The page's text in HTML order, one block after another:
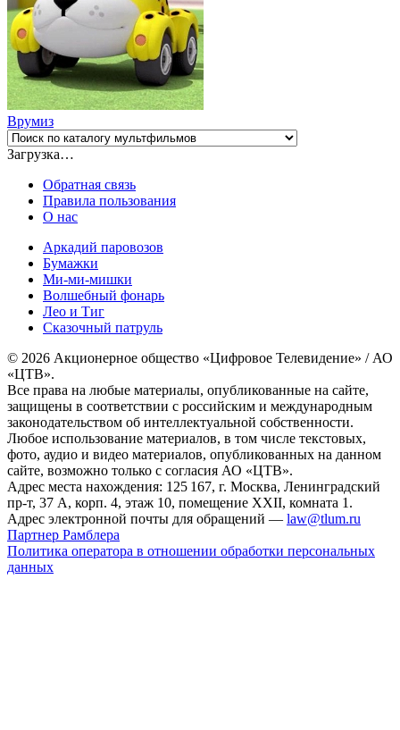
Врумиз
Загрузка…
Обратная связь
Правила пользования
О нас
Аркадий паровозов
Бумажки
Ми-ми-мишки
Волшебный фонарь
Лео и Тиг
Сказочный патруль
© 2026 Акционерное общество «Цифровое Телевидение» / АО
«ЦТВ».
Все права на любые материалы, опубликованные на сайте,
защищены в соответствии с российским и международным
законодательством об интеллектуальной собственности.
Любое использование материалов, в том числе текстовых,
фото, аудио и видео материалов, опубликованных на данном
сайте, возможно только с согласия АО «ЦТВ».
Адрес места нахождения: 125 167, г. Москва, Ленинградский
пр-т, 37 А, корп. 4, этаж 10, помещение XXII, комната 1.
Адрес электронной почты для обращений — law@tlum.ru
Партнер Рамблера
Политика оператора в отношении обработки персональных
данных